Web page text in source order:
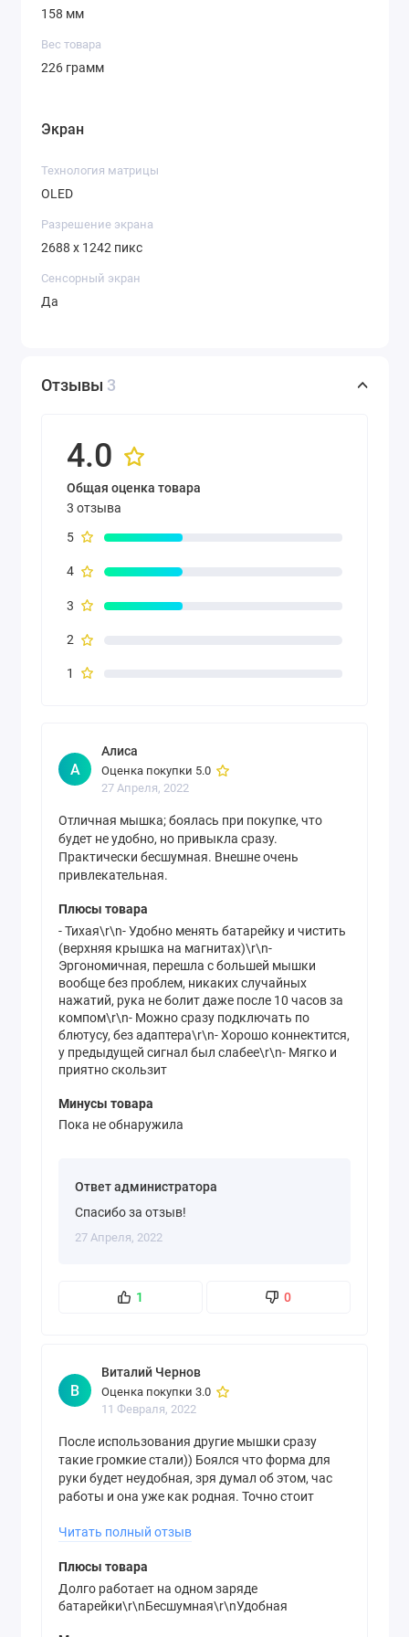
158 мм
Вес товара
226 грамм
Экран
Технология матрицы
OLED
Разрешение экрана
2688 x 1242 пикс
Сенсорный экран
Да
Отзывы 3
4.0
Общая оценка товара
3 отзыва
5
4
3
2
1
А
Алиса
Оценка покупки 5.0
27 Апреля, 2022
Отличная мышка; боялась при покупке, что
будет не удобно, но привыкла сразу.
Практически бесшумная. Внешне очень
привлекательная.
Плюсы товара
- Тихая\r\n- Удобно менять батарейку и чистить
(верхняя крышка на магнитах)\r\n-
Эргономичная, перешла с большей мышки
вообще без проблем, никаких случайных
нажатий, рука не болит даже после 10 часов за
компом\r\n- Можно сразу подключать по
блютусу, без адаптера\r\n- Хорошо коннектится,
у предыдущей сигнал был слабее\r\n- Мягко и
приятно скользит
Минусы товара
Пока не обнаружила
1 0
Ответ администратора
Спасибо за отзыв!
27 Апреля, 2022
В
Виталий Чернов
Оценка покупки 3.0
11 Февраля, 2022
После использования другие мышки сразу
такие громкие стали)) Боялся что форма для
руки будет неудобная, зря думал об этом, час
работы и она уже как родная. Точно стоит
беспроводную мышку.\r\nДополню отзыв,
проработала почти год, без нескольких дней.
Впечатления ничуть не изменились, такая же
классная мышка
Читать полный отзыв
Плюсы товара
Долго работает на одном заряде
батарейки\r\nБесшумная\r\nУдобная